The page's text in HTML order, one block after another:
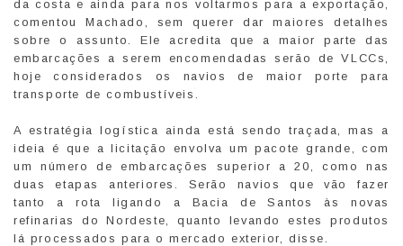
da costa e ainda para nos voltarmos para a exportação,
comentou Machado, sem querer dar maiores detalhes
sobre o assunto. Ele acredita que a maior parte das
embarcações a serem encomendadas serão de VLCCs,
hoje considerados os navios de maior porte para
transporte de combustíveis.
A estratégia logística ainda está sendo traçada, mas a
ideia é que a licitação envolva um pacote grande, com
um número de embarcações superior a 20, como nas
duas etapas anteriores. Serão navios que vão fazer
tanto a rota ligando a Bacia de Santos às novas
refinarias do Nordeste, quanto levando estes produtos
lá processados para o mercado exterior, disse.